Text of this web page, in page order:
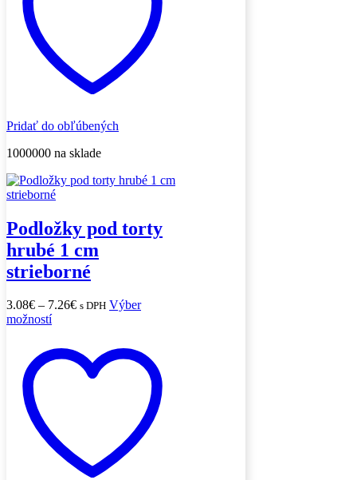
vybrať
na
stránke
produktu.
Pridať do obľúbených
1000000 na sklade
Podložky pod torty
hrubé 1 cm
strieborné
3.08€ – 7.26€Price
through
7.26€
s DPH Výber
možnostíTento
má
viacero
variantov.
vybrať
na
stránke
produktu.